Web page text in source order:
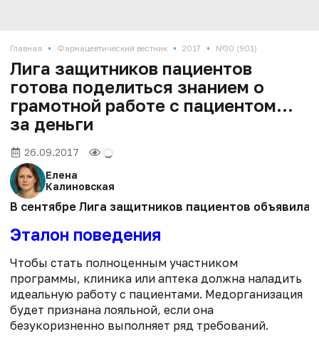
Главная • Фармацевтический вестник • 2017 • №30 (901)
Лига защитников пациентов
готова поделиться знанием о
грамотной работе с пациентом…
за деньги
26.09.2017
Елена
Калиновская
В сентябре Лига защитников пациентов объявила
Эталон поведения
Чтобы стать полноценным участником
программы, клиника или аптека должна наладить
идеальную работу с пациентами. Медорганизация
будет признана лояльной, если она
безукоризненно выполняет ряд требований.